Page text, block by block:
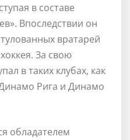
в составе
Впоследствии он
вратарей
За свою
в таких клубах, как
Рига и Динамо
обладателем